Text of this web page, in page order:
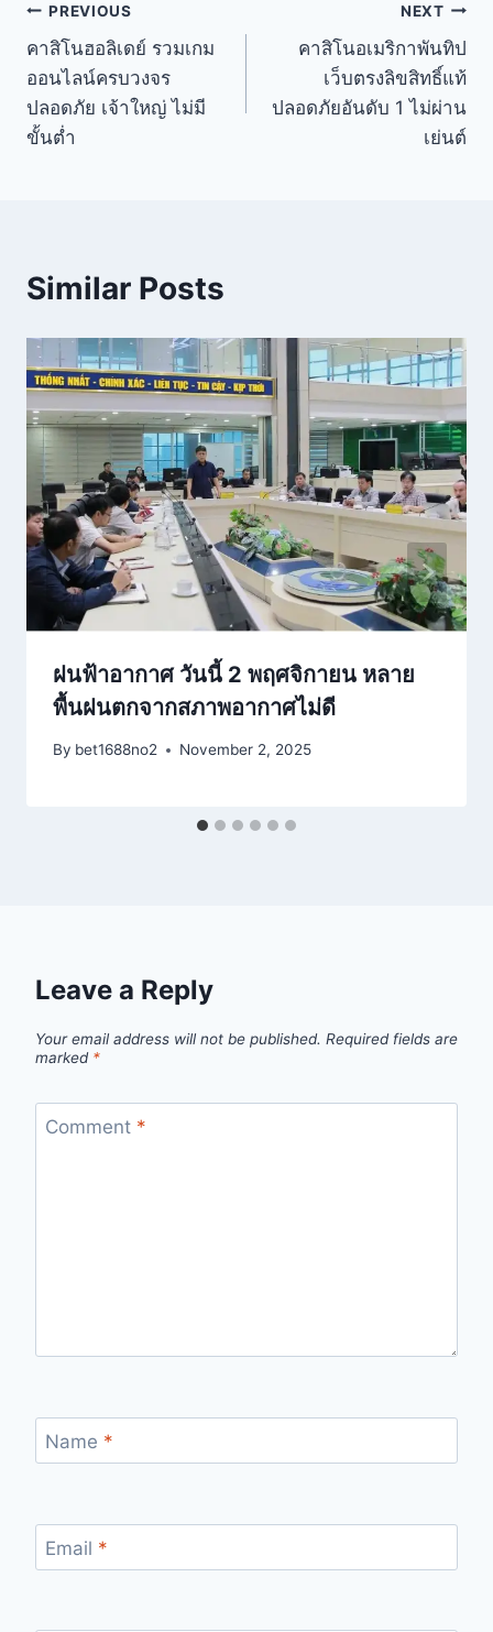
PREVIOUS
คาสิโนฮอลิเดย์ รวมเกม
ออนไลน์ครบวงจร
ปลอดภัย เจ้าใหญ่ ไม่มี
ขั้นต่ำ
NEXT
คาสิโนอเมริกาพันทิป
เว็บตรงลิขสิทธิ์แท้
ปลอดภัยอันดับ 1 ไม่ผ่าน
เย่นต์
Similar Posts
ฝนฟ้าอากาศ วันนี้ 2 พฤศจิกายน หลาย
พื้นฝนตกจากสภาพอากาศไม่ดี
By bet1688no2 November 2, 2025
Leave a Reply
Your email address will not be published. Required fields are
marked *
Comment *
Name *
Email *